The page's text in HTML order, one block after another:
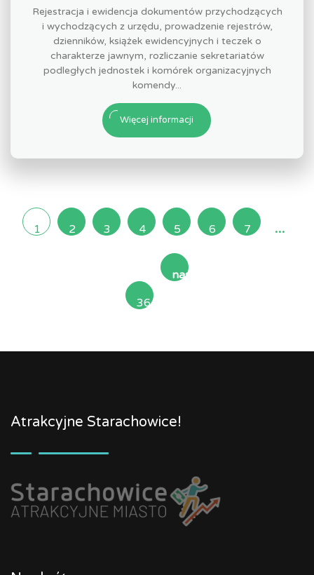
Rejestracja i ewidencja dokumentów przychodzących
i wychodzących z urzędu, prowadzenie rejestrów,
dzienników, książek ewidencyjnych i teczek o
charakterze jawnym, rozliczanie sekretariatów
podległych jednostek i komórek organizacyjnych
komendy...
Więcej informacji
1 2 3 4 5 6 7 ...
36
następna
Atrakcyjne Starachowice!